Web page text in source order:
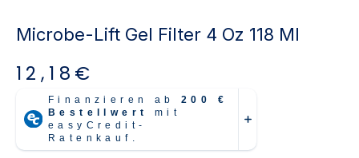
Microbe-Lift Gel Filter 4 Oz 118 Ml
12,18 €